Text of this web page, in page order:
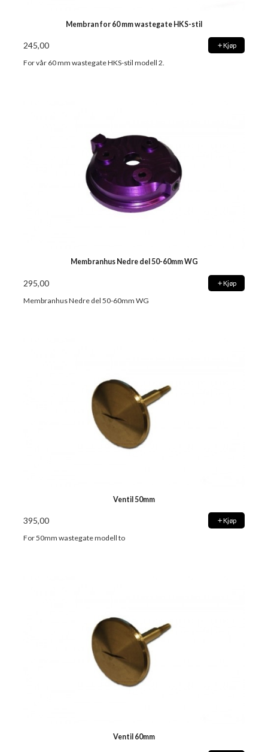
Membran for 60 mm wastegate HKS-stil
245,00 Kjøp
For vår 60 mm wastegate HKS-stil modell 2.
Membranhus Nedre del 50-60mm WG
295,00 Kjøp
Membranhus Nedre del 50-60mm WG
Ventil 50mm
395,00 Kjøp
For 50mm wastegate modell to
Ventil 60mm